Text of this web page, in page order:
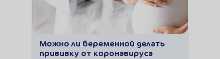
Можно ли беременной делать
прививку от коронавируса